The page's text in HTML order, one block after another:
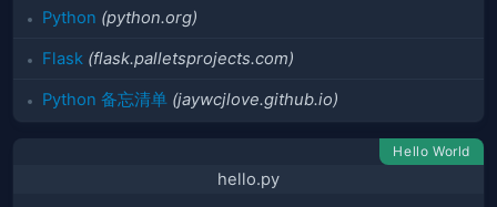
Python (python.org)
Flask (flask.palletsprojects.com)
Python 备忘清单 (jaywcjlove.github.io)
Hello World
hello.py